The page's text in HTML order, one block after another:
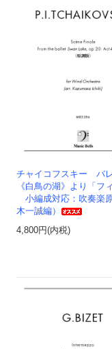
チャイコフスキー バ
《白鳥の湖》より「フ
小編成対応：吹奏楽
木一誠編）
4,800円(内税)